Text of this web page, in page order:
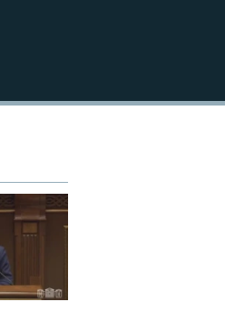
1080p